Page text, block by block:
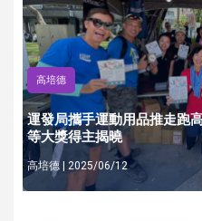
高培德
運發局攜手運動用品推走跑
等大獎得主揭曉
高培德 | 2025/06/12